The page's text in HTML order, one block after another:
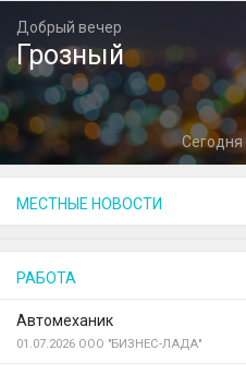
Добрый вечер
Грозный
Сегодня
МЕСТНЫЕ НОВОСТИ
РАБОТА
Автомеханик
01.07.2026 ООО "БИЗНЕС-ЛАДА"